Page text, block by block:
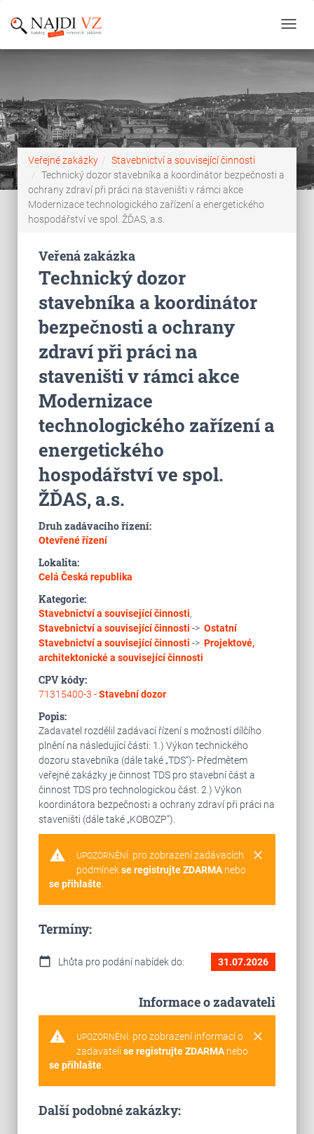
Veřejné zakázky
Stavebnictví a související činnosti
Technický dozor stavebníka a koordinátor bezpečnosti a
ochrany zdraví při práci na staveništi v rámci akce
Modernizace technologického zařízení a energetického
hospodářství ve spol. ŽĎAS, a.s.
Veřená zakázka
Technický dozor
stavebníka a koordinátor
bezpečnosti a ochrany
zdraví při práci na
staveništi v rámci akce
Modernizace
technologického zařízení a
energetického
hospodářství ve spol.
ŽĎAS, a.s.
Druh zadávacího řízení:
Otevřené řízení
Lokalita:
Celá Česká republika
Kategorie:
Stavebnictví a související činnosti,
Stavebnictví a související činnosti -> Ostatní
Stavebnictví a související činnosti -> Projektové,
architektonické a související činnosti
CPV kódy:
71315400-3 -Stavební dozor
Popis:
Zadavatel rozdělil zadávací řízení s možností dílčího
plnění na následující části: 1.) Výkon technického
dozoru stavebníka (dále také „TDS“)- Předmětem
veřejné zakázky je činnost TDS pro stavební část a
činnost TDS pro technologickou část. 2.) Výkon
koordinátora bezpečnosti a ochrany zdraví při práci na
staveništi (dále také „KOBOZP“).
warning clear
UPOZORNĚNÍ: pro zobrazení zadávacích
podmínekse registrujte ZDARMAnebo
se přihlašte.
Termíny:
calendar_today Lhůta pro podání nabídek do: 31.07.2026
Informace o zadavateli
warning clear
UPOZORNĚNÍ: pro zobrazení informací o
zadavateli se registrujte ZDARMAnebo
se přihlašte.
Další podobné zakázky: